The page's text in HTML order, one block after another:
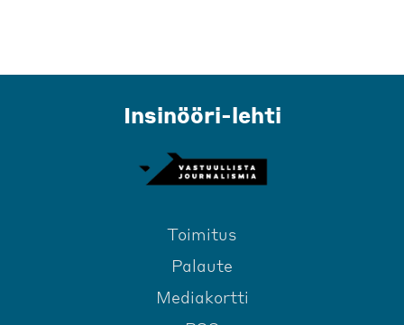
Insinööri-lehti
Toimitus
Palaute
Mediakortti